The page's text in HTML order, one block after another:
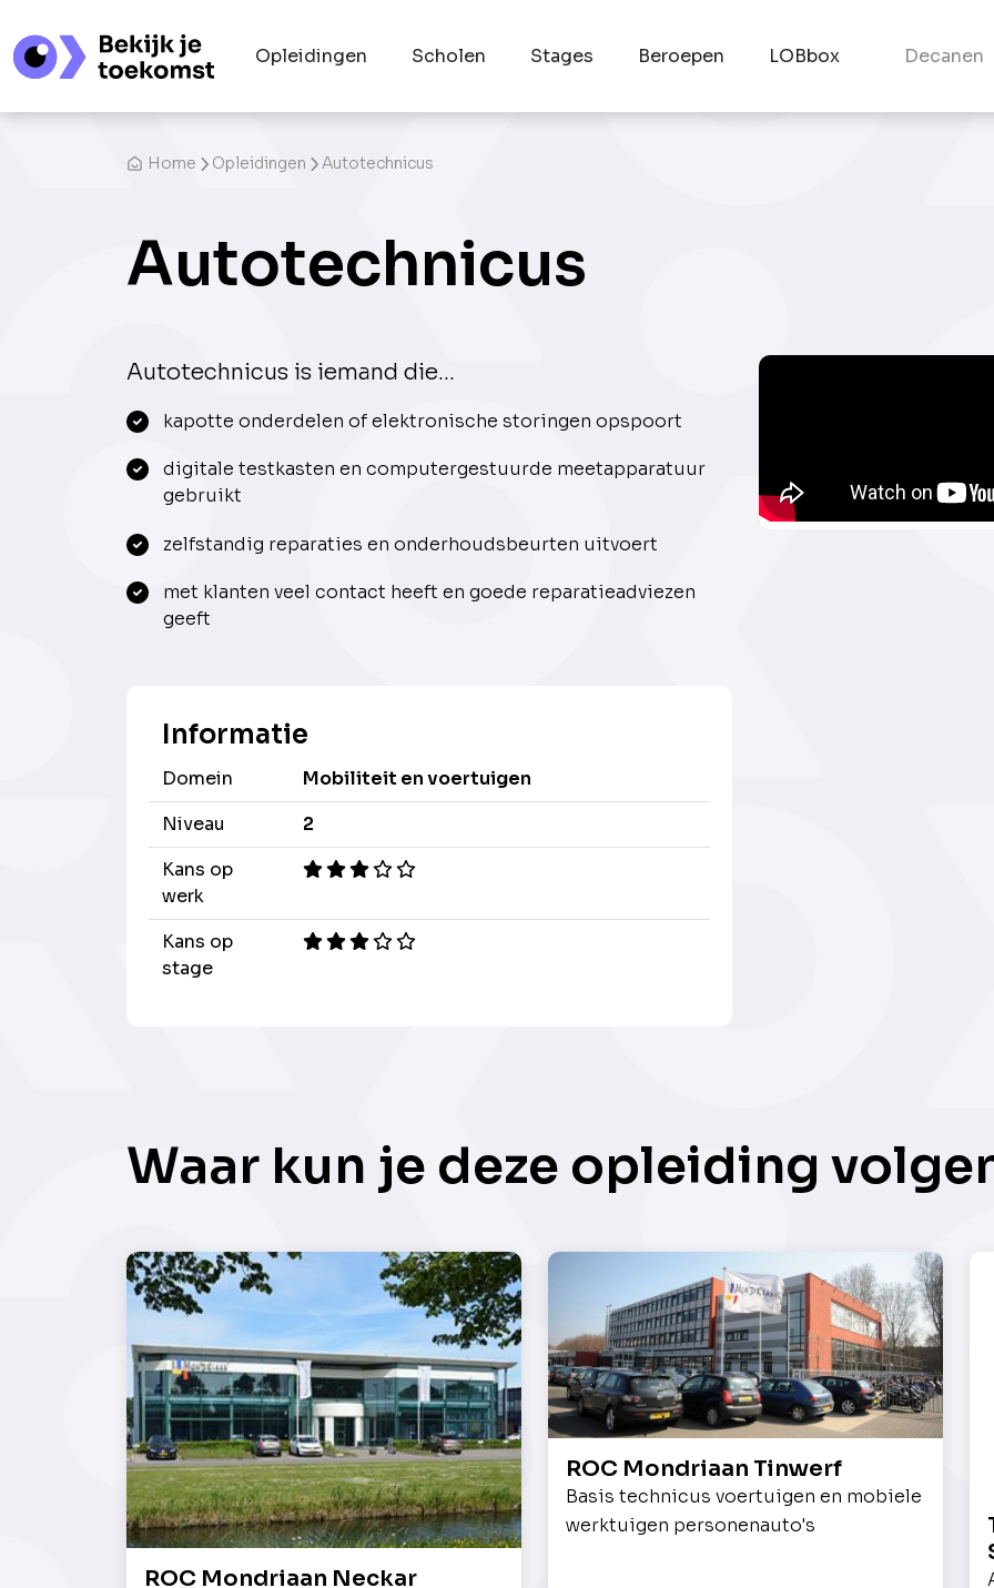
Opleidingen Scholen Stages Beroepen LOBbox Decanen
Home Opleidingen Autotechnicus
Autotechnicus
Autotechnicus is iemand die...
kapotte onderdelen of elektronische storingen opspoort
digitale testkasten en computergestuurde meetapparatuur
gebruikt
zelfstandig reparaties en onderhoudsbeurten uitvoert
met klanten veel contact heeft en goede reparatieadviezen
geeft
Informatie
Domein
Mobiliteit en voertuigen
Niveau
2
Kans op
werk
Kans op
stage
Waar kun je deze opleiding
ROC Mondriaan Neckar
ROC Mondriaan Tinwerf
Basis technicus voertuigen en mobiele
werktuigen personenauto's